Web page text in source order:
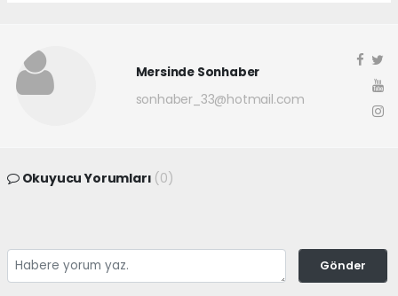
Mersinde Sonhaber
sonhaber_33@hotmail.com
Okuyucu Yorumları (0)
Gönder